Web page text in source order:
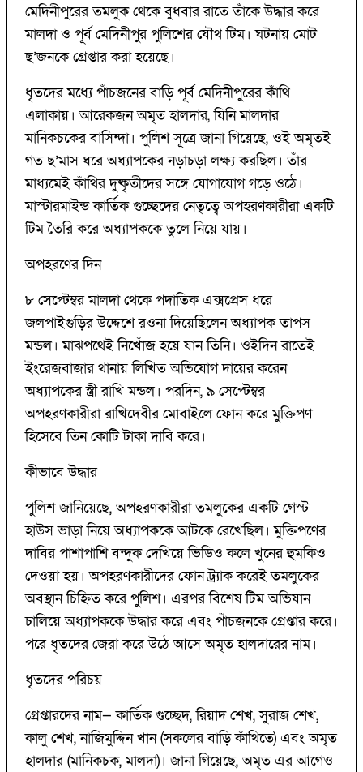
মেদিনীপুরের তমলুক থেকে বুধবার রাতে তাঁকে উদ্ধার করে
মালদা ও পূর্ব মেদিনীপুর পুলিশের যৌথ টিম। ঘটনায় মোট
ছ’জনকে গ্রেপ্তার করা হয়েছে।
ধৃতদের মধ্যে পাঁচজনের বাড়ি পূর্ব মেদিনীপুরের কাঁথি
এলাকায়। আরেকজন অমৃত হালদার, যিনি মালদার
মানিকচকের বাসিন্দা। পুলিশ সূত্রে জানা গিয়েছে, ওই অমৃতই
গত ছ’মাস ধরে অধ্যাপকের নড়াচড়া লক্ষ্য করছিল। তাঁর
মাধ্যমেই কাঁথির দুষ্কৃতীদের সঙ্গে যোগাযোগ গড়ে ওঠে।
মাস্টারমাইন্ড কার্তিক গুচ্ছেদের নেতৃত্বে অপহরণকারীরা একটি
টিম তৈরি করে অধ্যাপককে তুলে নিয়ে যায়।
অপহরণের দিন
৮ সেপ্টেম্বর মালদা থেকে পদাতিক এক্সপ্রেস ধরে
জলপাইগুড়ির উদ্দেশে রওনা দিয়েছিলেন অধ্যাপক তাপস
মন্ডল। মাঝপথেই নিখোঁজ হয়ে যান তিনি। ওইদিন রাতেই
ইংরেজবাজার থানায় লিখিত অভিযোগ দায়ের করেন
অধ্যাপকের স্ত্রী রাখি মন্ডল। পরদিন, ৯ সেপ্টেম্বর
অপহরণকারীরা রাখিদেবীর মোবাইলে ফোন করে মুক্তিপণ
হিসেবে তিন কোটি টাকা দাবি করে।
কীভাবে উদ্ধার
পুলিশ জানিয়েছে, অপহরণকারীরা তমলুকের একটি গেস্ট
হাউস ভাড়া নিয়ে অধ্যাপককে আটকে রেখেছিল। মুক্তিপণের
দাবির পাশাপাশি বন্দুক দেখিয়ে ভিডিও কলে খুনের হুমকিও
দেওয়া হয়। অপহরণকারীদের ফোন ট্র্যাক করেই তমলুকের
অবস্থান চিহ্নিত করে পুলিশ। এরপর বিশেষ টিম অভিযান
চালিয়ে অধ্যাপককে উদ্ধার করে এবং পাঁচজনকে গ্রেপ্তার করে।
পরে ধৃতদের জেরা করে উঠে আসে অমৃত হালদারের নাম।
ধৃতদের পরিচয়
গ্রেপ্তারদের নাম— কার্তিক গুচ্ছেদ, রিয়াদ শেখ, সুরাজ শেখ,
কালু শেখ, নাজিমুদ্দিন খান (সকলের বাড়ি কাঁথিতে) এবং অমৃত
হালদার (মানিকচক, মালদা)। জানা গিয়েছে, অমৃত এর আগেও